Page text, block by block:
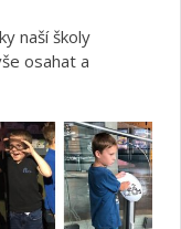
naší školy
osahat a